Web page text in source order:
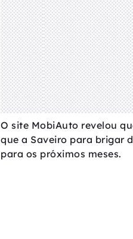
O site MobiAuto revelou
que a Saveiro para brigar
para os próximos meses.